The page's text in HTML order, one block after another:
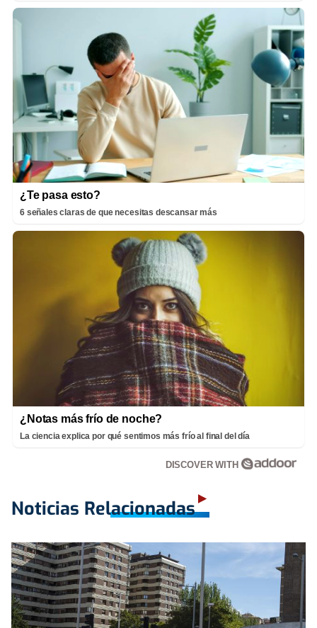
¿Te pasa esto?
6 señales claras de que necesitas descansar más
¿Notas más frío de noche?
La ciencia explica por qué sentimos más frío al final del día
DISCOVER WITH
Noticias Relacionadas